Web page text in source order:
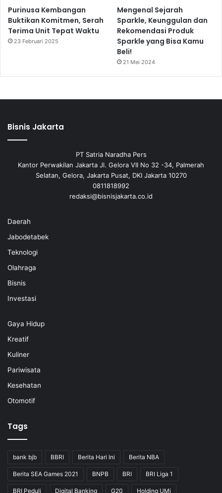
Purinusa Kembangan
Buktikan Komitmen, Serah
Terima Unit Tepat Waktu
23 Februari 2025
Mengenal Sejarah
Sparkle, Keunggulan dan
Rekomendasi Produk
Sparkle yang Bisa Kamu
Beli!
21 Mei 2024
Bisnis Jakarta
PT Satria Naradha Pers
Kantor Perwakilan Jakarta Jl. Gelora VII No 32 -34, Palmerah
Selatan, Gelora, Jakarta Pusat, DKI Jakarta 10270
0811818992
redaksi@bisnisjakarta.co.id
Daerah
Jabodetabek
Teknologi
Olahraga
Bisnis
Investasi
Gaya Hidup
Kreatif
Kuliner
Pariwisata
Kesehatan
Otomotif
Tags
bank bjb BBRI Berita Hari Ini Berita NBA
Berita SEA Games 2021 BNPB BRI BRI Liga 1
BRI Peduli Digital Banking G20 Holding UMi